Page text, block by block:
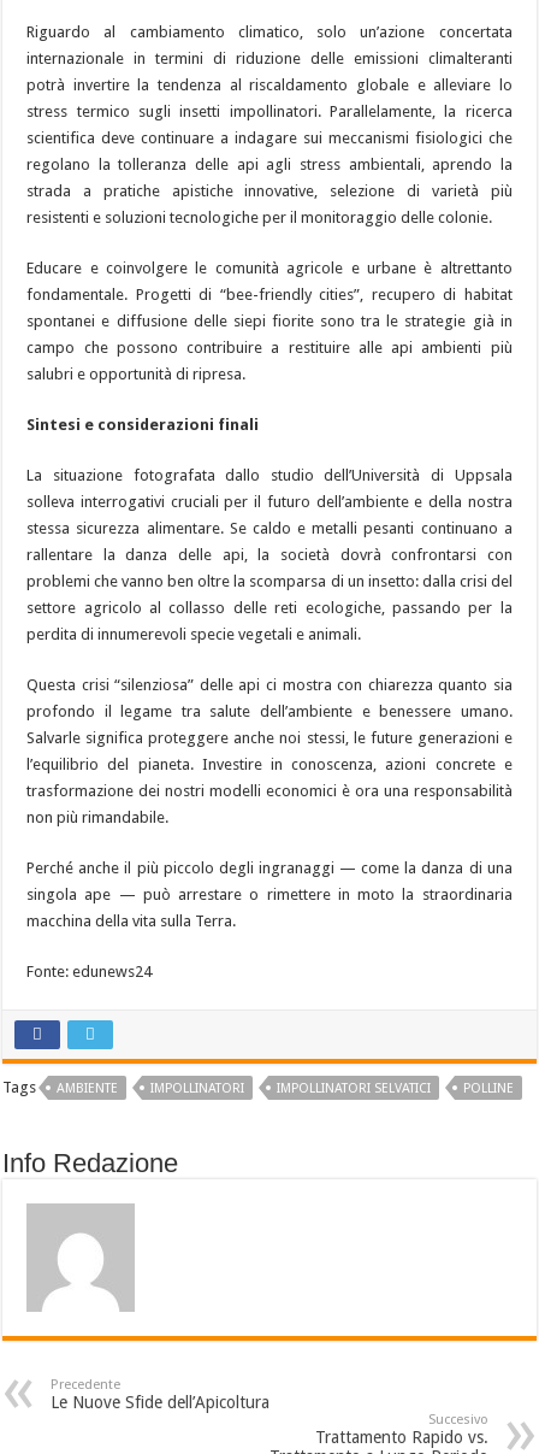
Riguardo al cambiamento climatico, solo un’azione concertata
internazionale in termini di riduzione delle emissioni climalteranti
potrà invertire la tendenza al riscaldamento globale e alleviare lo
stress termico sugli insetti impollinatori. Parallelamente, la ricerca
scientifica deve continuare a indagare sui meccanismi fisiologici che
regolano la tolleranza delle api agli stress ambientali, aprendo la
strada a pratiche apistiche innovative, selezione di varietà più
resistenti e soluzioni tecnologiche per il monitoraggio delle colonie.
Educare e coinvolgere le comunità agricole e urbane è altrettanto
fondamentale. Progetti di “bee-friendly cities”, recupero di habitat
spontanei e diffusione delle siepi fiorite sono tra le strategie già in
campo che possono contribuire a restituire alle api ambienti più
salubri e opportunità di ripresa.
Sintesi e considerazioni finali
La situazione fotografata dallo studio dell’Università di Uppsala
solleva interrogativi cruciali per il futuro dell’ambiente e della nostra
stessa sicurezza alimentare. Se caldo e metalli pesanti continuano a
rallentare la danza delle api, la società dovrà confrontarsi con
problemi che vanno ben oltre la scomparsa di un insetto: dalla crisi del
settore agricolo al collasso delle reti ecologiche, passando per la
perdita di innumerevoli specie vegetali e animali.
Questa crisi “silenziosa” delle api ci mostra con chiarezza quanto sia
profondo il legame tra salute dell’ambiente e benessere umano.
Salvarle significa proteggere anche noi stessi, le future generazioni e
l’equilibrio del pianeta. Investire in conoscenza, azioni concrete e
trasformazione dei nostri modelli economici è ora una responsabilità
non più rimandabile.
Perché anche il più piccolo degli ingranaggi — come la danza di una
singola ape — può arrestare o rimettere in moto la straordinaria
macchina della vita sulla Terra.
Fonte: edunews24
Tags AMBIENTE IMPOLLINATORI IMPOLLINATORI SELVATICI POLLINE
Info Redazione
Precedente
Le Nuove Sfide dell’Apicoltura
Succesivo
Trattamento Rapido vs.